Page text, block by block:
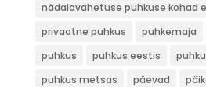
nädalavahetuse puhkuse kohad
privaatne puhkus
puhkemaja
puhkus
puhkus eestis
puhkus metsas
päevad